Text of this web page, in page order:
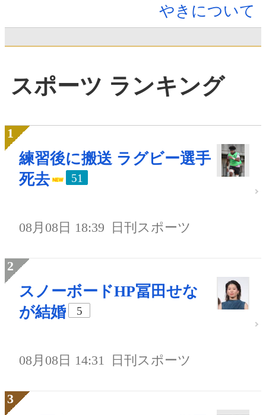
やきについて
スポーツ ランキング
練習後に搬送 ラグビー選手
死去
51
08月08日 18:39 日刊スポーツ
スノーボードHP冨田せな
が結婚
5
08月08日 14:31 日刊スポーツ